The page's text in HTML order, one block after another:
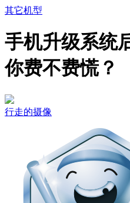
其它机型
手机升级系统
你费不费慌？
行走的摄像